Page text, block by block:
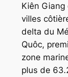
Kiên Giang
villes
delta du
Quôc,
zone
plus de